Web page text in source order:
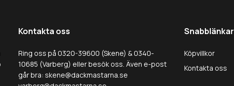
Kontakta oss
Ring oss på 0320-39600 (Skene) & 0340-
10685 (Varberg) eller besök oss. Även e-post
går bra: skene@dackmastarna.se
Snabblänkar
Köpvillkor
Kontakta oss